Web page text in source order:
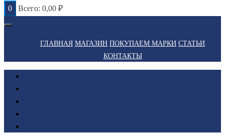
0
Всего: 0,00 ₽
ГЛАВНАЯ МАГАЗИН ПОКУПАЕМ МАРКИ СТАТЬИ
КОНТАКТЫ